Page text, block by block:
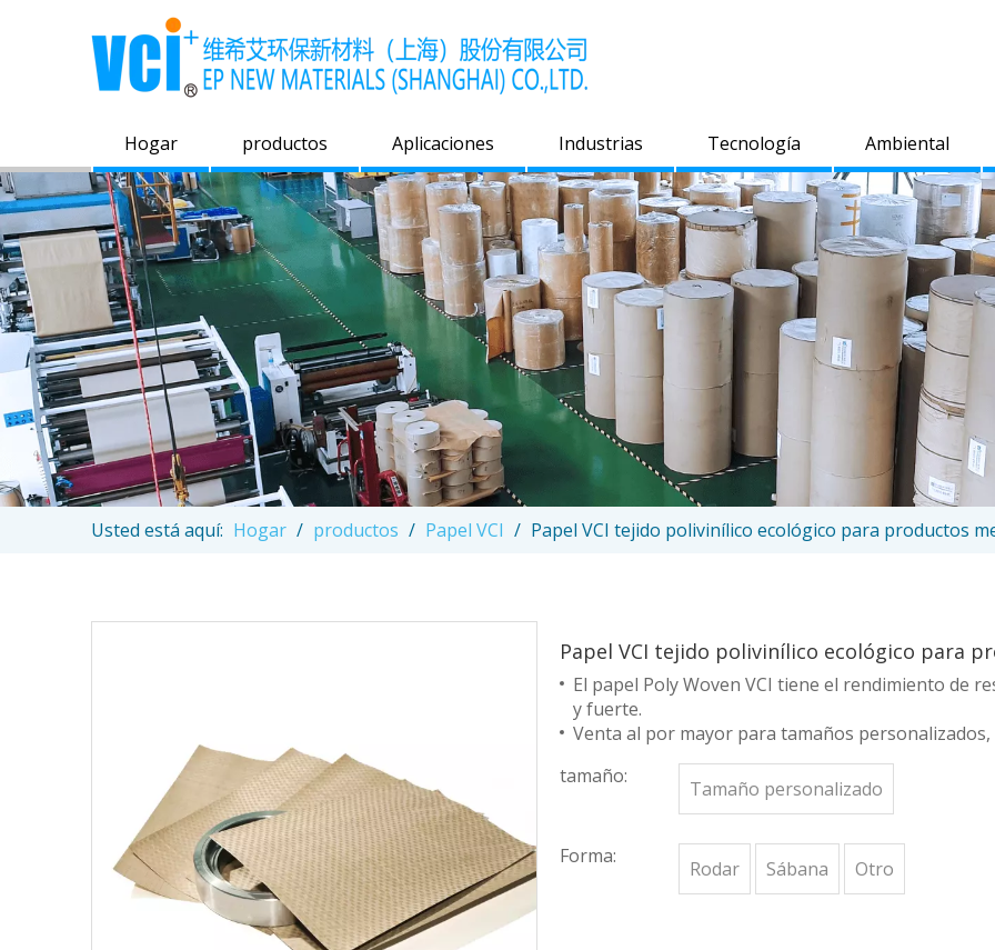
Hogar productos Aplicaciones Industrias Tecnología Ambiental
Usted está aquí: Hogar / productos / Papel VCI / Papel VCI tejido polivinílico ecológico para productos
Papel VCI tejido polivinílico ecológico para
El papel Poly Woven VCI tiene el rendimiento de
y fuerte.
Venta al por mayor para tamaños
tamaño:
Tamaño personalizado
Forma:
Rodar Sábana Otro